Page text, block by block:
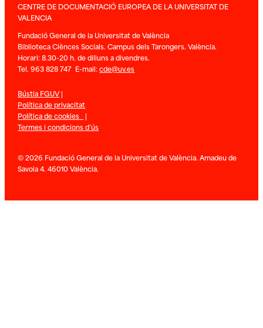
CENTRE DE DOCUMENTACIÓ EUROPEA DE LA UNIVERSITAT DE
VALENCIA
Fundació General de la Universitat de València
Biblioteca Ciènces Socials. Campus dels Tarongers. València.
Horari: 8.30-20 h. de dilluns a divendres.
Tel. 963 828 747 E-mail:cde@uv.es
Bústia FGUV|
Política de privacitat
Política de cookies |
Termes i condicions d’ús
© 2026 Fundació General de la Universitat de València. Amadeu de
Savoia 4. 46010 València.